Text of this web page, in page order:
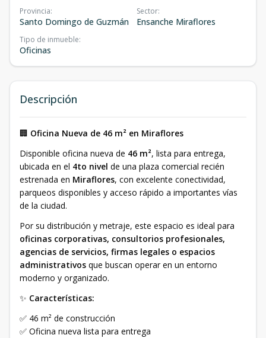
Provincia:
Santo Domingo de Guzmán
Sector:
Ensanche Miraflores
Tipo de inmueble:
Oficinas
Descripción
🏢 Oficina Nueva de 46 m² en Miraflores
Disponible oficina nueva de 46 m², lista para entrega,
ubicada en el 4to nivel de una plaza comercial recién
estrenada en Miraflores, con excelente conectividad,
parqueos disponibles y acceso rápido a importantes vías
de la ciudad.
Por su distribución y metraje, este espacio es ideal para
oficinas corporativas, consultorios profesionales,
agencias de servicios, firmas legales o espacios
administrativos que buscan operar en un entorno
moderno y organizado.
✨ Características:
✅ 46 m² de construcción
✅ Oficina nueva lista para entrega